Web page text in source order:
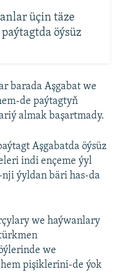
üçin täze
öýsüz
barada Aşgabat we
de paýtagtyň
almak başartmady.
Aşgabatda öýsüz
indi ençeme ýyl
nji ýyldan bäri has-da
we haýwanlary
we
pişiklerini-de ýok